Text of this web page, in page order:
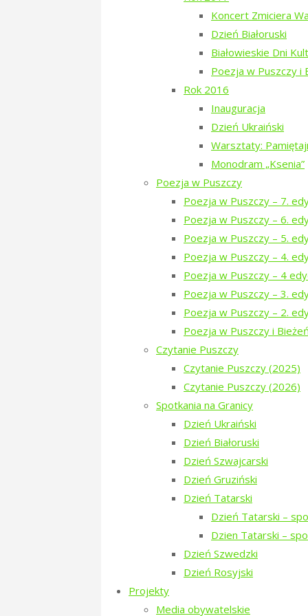
Koncert Zmiciera
Dzień Białoruski
Białowieskie Dni
Poezja w Puszczy i
Rok 2016
Inauguracja
Dzień Ukraiński
Warsztaty:
Monodram „Ksenia”
Poezja w Puszczy
Poezja w Puszczy – 7.
Poezja w Puszczy – 6.
Poezja w Puszczy – 5.
Poezja w Puszczy – 4.
Poezja w Puszczy – 4
Poezja w Puszczy – 3.
Poezja w Puszczy – 2.
Poezja w Puszczy i
Czytanie Puszczy
Czytanie Puszczy (2025)
Czytanie Puszczy (2026)
Spotkania na Granicy
Dzień Ukraiński
Dzień Białoruski
Dzień Szwajcarski
Dzień Gruziński
Dzień Tatarski
Dzień Tatarski –
Dzien Tatarski –
Dzień Szwedzki
Dzień Rosyjski
Projekty
Media obywatelskie
nowe połączenia na trasie Bielsk
– Coś się ruszyło. Teraz PKS
w naszym najbliższym regionie.
działa. Poza tym część
danego autobusu na żywo za
Skomunikowanie
Zmiany więc napawają
mogłoby być takie ułożenie
skomunikowanie różnych
– W tutejszym starostwie nie ma
przewozach pasażerskich nie
Tichoniuk, Naczelnik Wydziału
Pan Tichoniuk dodaje – Zgodnie
przewozów autobusowych
obejmujących obszar powiatu
komunikacyjnemu mieszkańców
Tymczasem 15 grudnia zmienił
publiczny nie jest odpowiednio
– Nie to, że się nie da, ale trwa to
lub nawet dwie. W weekendy
publiczną.
Model do naśladowania
– Są pozytywne przykłady tego,
możemy znaleźć na Mazowszu.
zwiększa, a także na to, by z